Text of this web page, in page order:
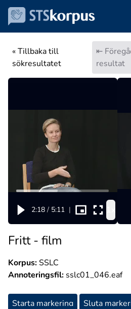
« Tillbaka till
sökresultatet
⇤
resultat
2:18 / 5:11 |
Fritt - film
Korpus:SSLC
Annoteringsfil: sslc01_046.eaf
Starta markering Sluta